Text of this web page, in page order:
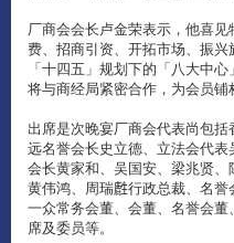
厂商会会长卢金荣表示，他喜
费、招商引资、开拓市场、振
「十四五」规划下的「八大中
将与商经局紧密合作，为会员铺
出席是次晚宴厂商会代表尚包
远名誉会长史立德、立法会代
会长黄家和、吴国安、梁兆贤、
黄伟鸿、周瑞𪊟行政总裁、名
一众常务会董、会董、名誉会
席及委员等。